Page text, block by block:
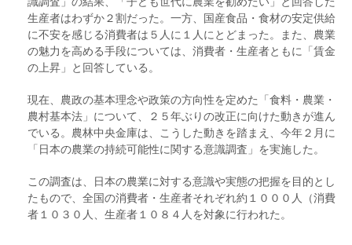
生産者はわずか２割だった。一方、国産食品・食材の安定供給
に不安を感じる消費者は５人に１人にとどまった。また、農業
の魅力を高める手段については、消費者・生産者ともに「賃金
の上昇」と回答している。
現在、農政の基本理念や政策の方向性を定めた「食料・農業・
農村基本法」について、２５年ぶりの改正に向けた動きが進ん
でいる。農林中央金庫は、こうした動きを踏まえ、今年２月に
「日本の農業の持続可能性に関する意識調査」を実施した。
この調査は、日本の農業に対する意識や実態の把握を目的とし
たもので、全国の消費者・生産者それぞれ約１０００人（消費
者１０３０人、生産者１０８４人を対象に行われた。